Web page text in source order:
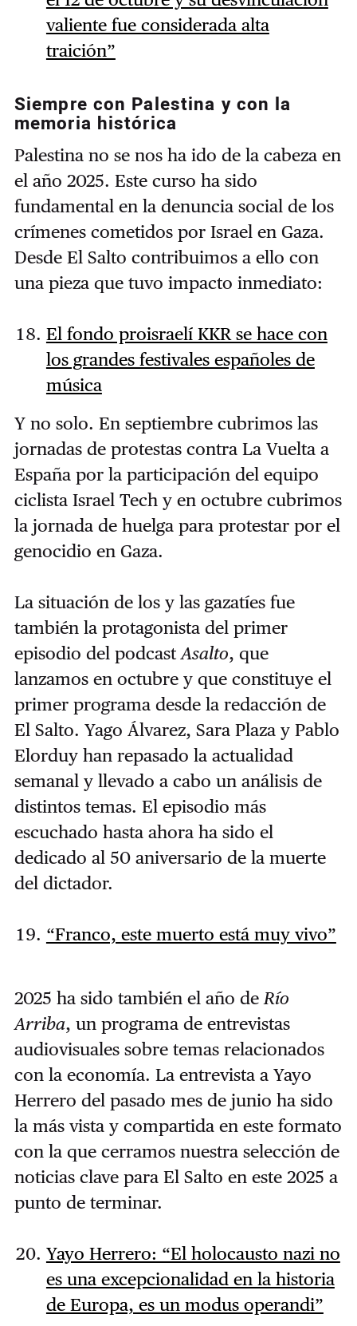
valiente fue considerada alta
traición”
Siempre con Palestina y con la
memoria histórica
Palestina no se nos ha ido de la cabeza en
el año 2025. Este curso ha sido
fundamental en la denuncia social de los
crímenes cometidos por Israel en Gaza.
Desde El Salto contribuimos a ello con
una pieza que tuvo impacto inmediato:
El fondo proisraelí KKR se hace con
los grandes festivales españoles de
música
Y no solo. En septiembre cubrimos las
jornadas de protestas contra La Vuelta a
España por la participación del equipo
ciclista Israel Tech y en octubre cubrimos
la jornada de huelga para protestar por el
genocidio en Gaza.
La situación de los y las gazatíes fue
también la protagonista del primer
episodio del podcastAsalto, que
lanzamos en octubre y que constituye el
primer programa desde la redacción de
El Salto. Yago Álvarez, Sara Plaza y Pablo
Elorduy han repasado la actualidad
semanal y llevado a cabo un análisis de
distintos temas. El episodio más
escuchado hasta ahora ha sido el
dedicado al 50 aniversario de la muerte
del dictador.
“Franco, este muerto está muy vivo”
2025 ha sido también el año de Río
Arriba, un programa de entrevistas
audiovisuales sobre temas relacionados
con la economía. La entrevista a Yayo
Herrero del pasado mes de junio ha sido
la más vista y compartida en este formato
con la que cerramos nuestra selección de
noticias clave para El Salto en este 2025 a
punto de terminar.
Yayo Herrero: “El holocausto nazi no
es una excepcionalidad en la historia
de Europa, es un modus operandi”